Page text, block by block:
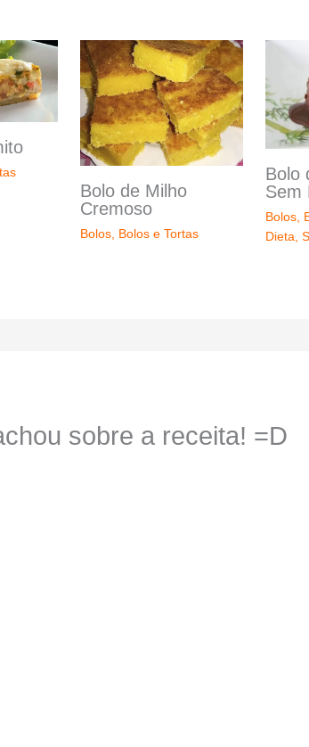
Bolo de Milho
Cremoso
Bolos, Bolos e Tortas
Bolo
Sem
Bolos
Dieta ,
sobre a receita! =D